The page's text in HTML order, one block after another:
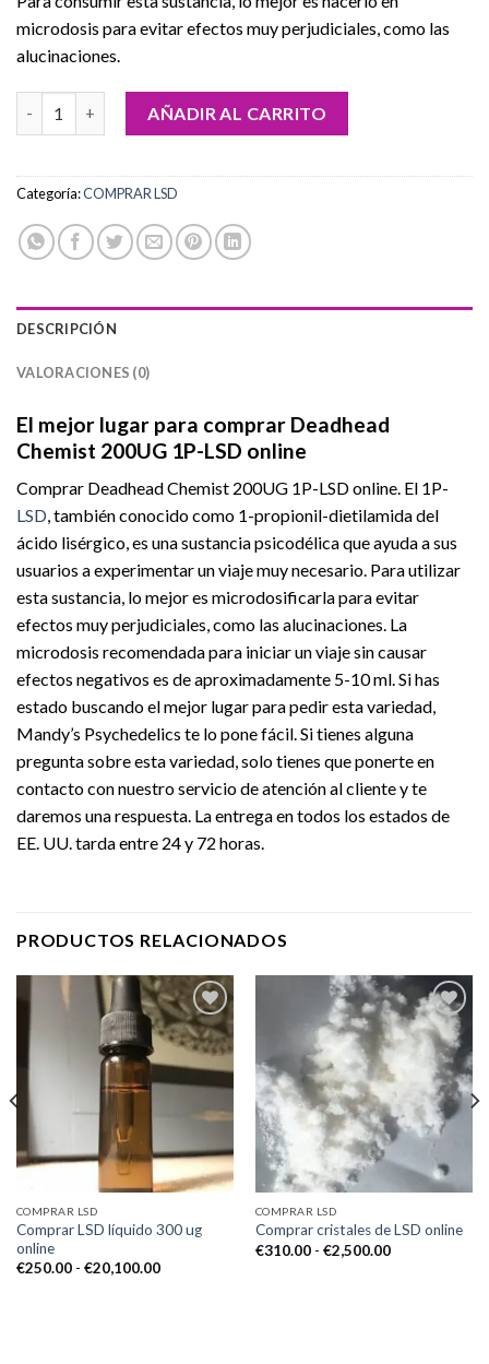
microdosis para evitar efectos muy perjudiciales, como las
alucinaciones.
Comprar Deadhead Chemist 200UG 1P-LSD online cantidad
AÑADIR AL CARRITO
Categoría:COMPRAR LSD
DESCRIPCIÓN
VALORACIONES (0)
El mejor lugar para comprar Deadhead
Chemist 200UG 1P-LSD online
Comprar Deadhead Chemist 200UG 1P-LSD online. El 1P-
LSD, también conocido como 1-propionil-dietilamida del
ácido lisérgico, es una sustancia psicodélica que ayuda a sus
usuarios a experimentar un viaje muy necesario. Para utilizar
esta sustancia, lo mejor es microdosificarla para evitar
efectos muy perjudiciales, como las alucinaciones. La
microdosis recomendada para iniciar un viaje sin causar
efectos negativos es de aproximadamente 5-10 ml. Si has
estado buscando el mejor lugar para pedir esta variedad,
Mandy’s Psychedelics te lo pone fácil. Si tienes alguna
pregunta sobre esta variedad, solo tienes que ponerte en
contacto con nuestro servicio de atención al cliente y te
daremos una respuesta. La entrega en todos los estados de
EE. UU. tarda entre 24 y 72 horas.
PRODUCTOS RELACIONADOS
Add to
wishlist
COMPRAR LSD
Comprar LSD líquido 300 ug
online
€250.00 - €20,100.00Rango
Add to
wishlist
COMPRAR LSD
Comprar cristales de LSD online
€310.00 - €2,500.00Rango